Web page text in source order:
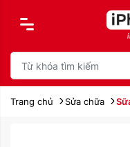
Trang chủ Sửa chữa